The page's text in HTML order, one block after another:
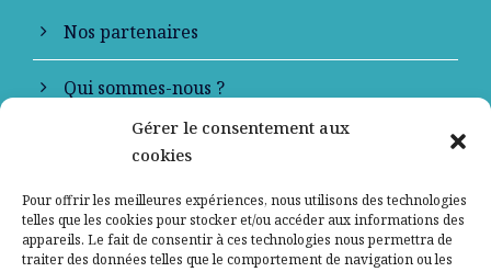
Gérer le consentement aux
cookies
Pour offrir les meilleures expériences, nous utilisons des technologies
telles que les cookies pour stocker et/ou accéder aux informations des
appareils. Le fait de consentir à ces technologies nous permettra de
traiter des données telles que le comportement de navigation ou les
Nos partenaires
Qui sommes-nous ?
Contactez-nous
Mentions légales
Politique de confidentialité